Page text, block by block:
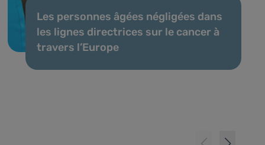
Les personnes âgées négligées dans
les lignes directrices sur le cancer à
travers l’Europe